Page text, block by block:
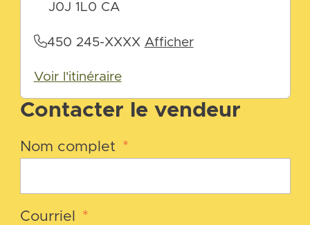
Contacter le vendeur
Nom complet *
Courriel *
J0J 1L0 CA
450 245-XXXX Afficher
Voir l'itinéraire